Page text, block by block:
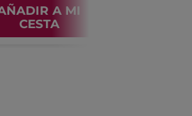
A MI
CESTA